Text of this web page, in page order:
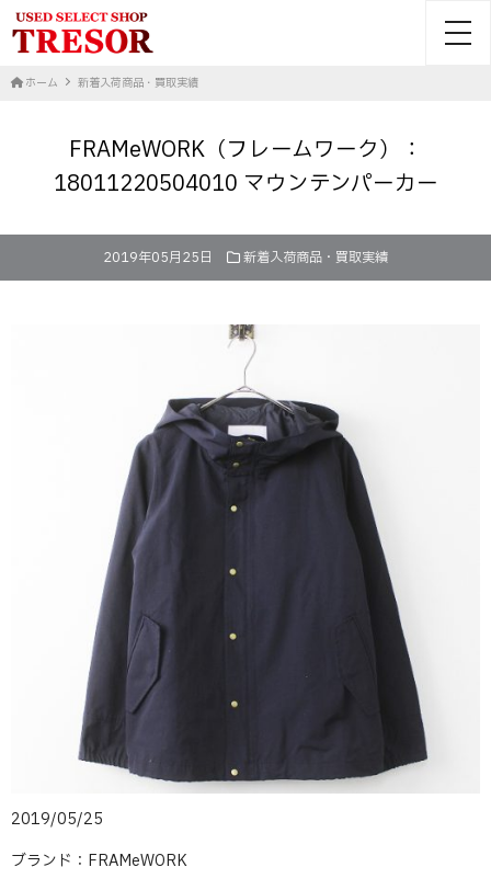
ホーム 新着入荷商品・買取実績
FRAMeWORK（フレームワーク）：
18011220504010 マウンテンパーカー
2019年05月25日 新着入荷商品・買取実績
2019/05/25
ブランド：FRAMeWORK